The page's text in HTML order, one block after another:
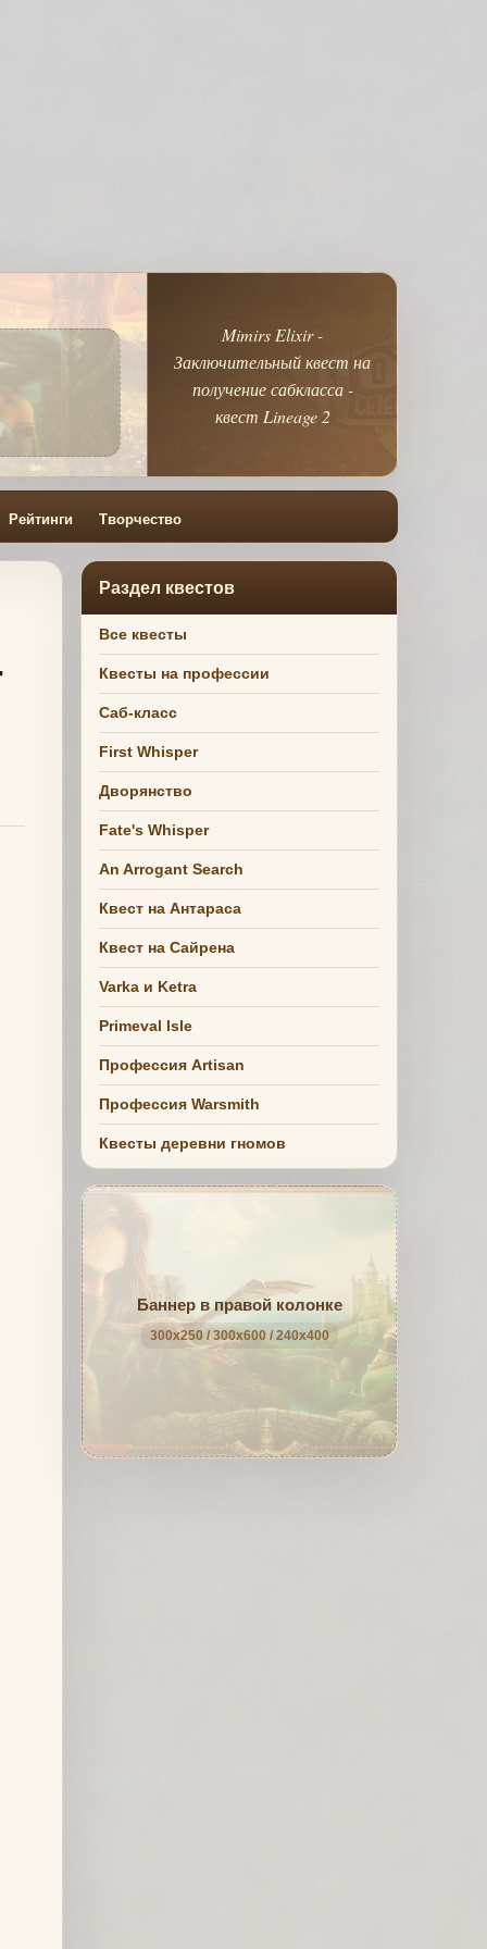
Mimirs Elixir -
Заключительный квест на
получение сабкласса -
квест Lineage 2
Рейтинги Творчество
Раздел квестов
Все квесты
Квесты на профессии
Саб-класс
First Whisper
Дворянство
Fate's Whisper
An Arrogant Search
Квест на Антараса
Квест на Сайрена
Varka и Ketra
Primeval Isle
Профессия Artisan
Профессия Warsmith
Квесты деревни гномов
Баннер в правой колонке
300x250 / 300x600 / 240x400